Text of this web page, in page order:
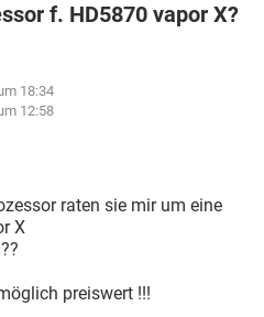
TIKTOK
HARDWARE
STREAMING
INSTAGRAM
IOS
INSTAGRAM
f. HD5870 vapor X?
18:34
12:58
raten sie mir um eine
X
preiswert !!!